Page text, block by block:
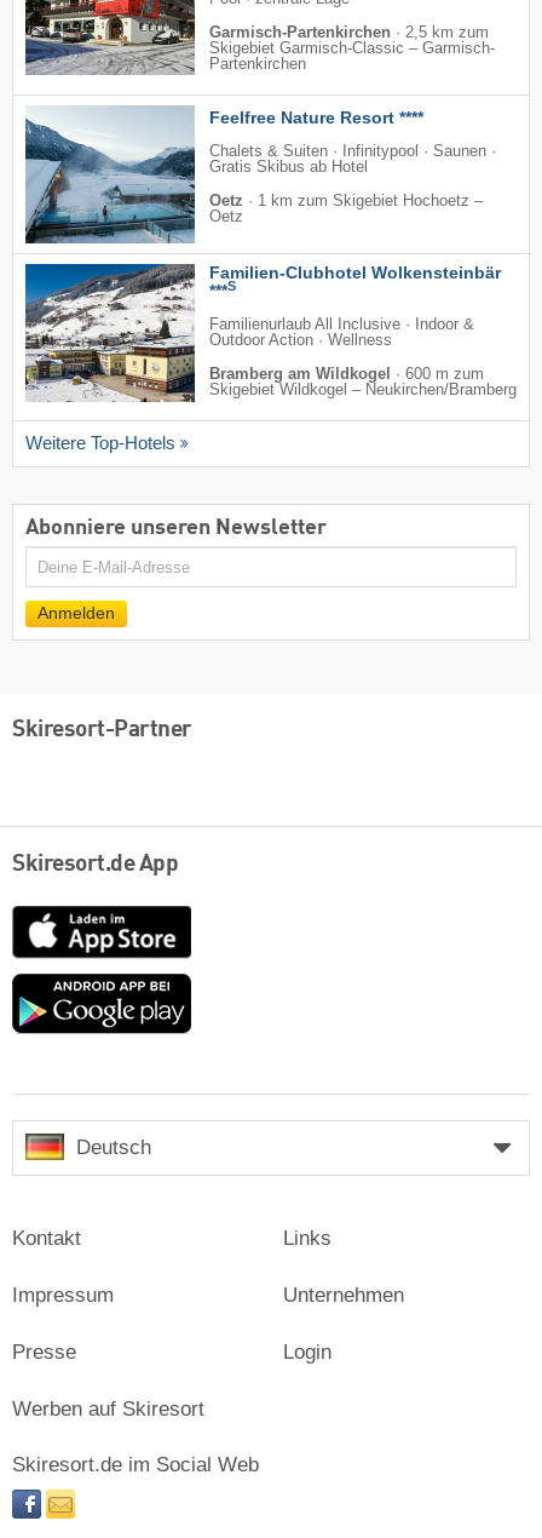
Garmisch-Partenkirchen · 2,5 km zum
Skigebiet Garmisch-Classic – Garmisch-
Partenkirchen
Feelfree Nature Resort ****
Chalets & Suiten · Infinitypool · Saunen ·
Gratis Skibus ab Hotel
Oetz · 1 km zum Skigebiet Hochoetz –
Oetz
Familien-Clubhotel Wolkensteinbär
***S
Familienurlaub All Inclusive · Indoor &
Outdoor Action · Wellness
Bramberg am Wildkogel
· 600 m zum
Skigebiet Wildkogel – Neukirchen/​Bramberg
Weitere Top-Hotels
Abonniere unseren Newsletter
E-
Anmelden
Skiresort-Partner
Skiresort.de App
App
Store
Google
Deutsch
Kontakt
Impressum
Presse
Links
Unternehmen
Login
Werben auf Skiresort
Skiresort.de im Social Web
facebooknewsletter